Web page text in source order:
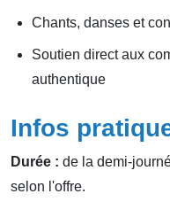
Chants, danses et
Soutien direct aux
authentique
Infos
Durée : de la
selon l'offre.